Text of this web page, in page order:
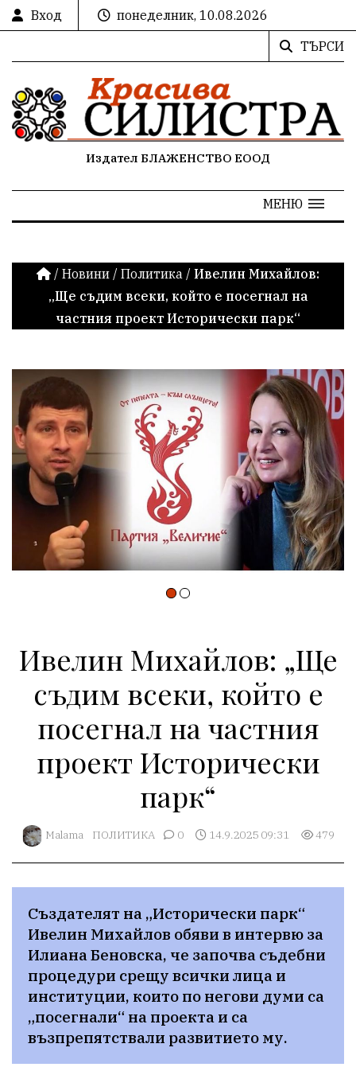
Вход
понеделник, 10.08.2026
ТЪРСИ
Издател БЛАЖЕНСТВО ЕООД
МЕНЮ
/ Новини / Политика / Ивелин Михайлов:
„Ще съдим всеки, който е посегнал на
частния проект Исторически парк“
Ивелин Михайлов: „Ще
съдим всеки, който е
посегнал на частния
проект Исторически
парк“
Malama ПОЛИТИКА 0 14.9.2025 09:31 479
Създателят на „Исторически парк“
Ивелин Михайлов обяви в интервю за
Илиана Беновска, че започва съдебни
процедури срещу всички лица и
институции, които по негови думи са
„посегнали“ на проекта и са
възпрепятствали развитието му.